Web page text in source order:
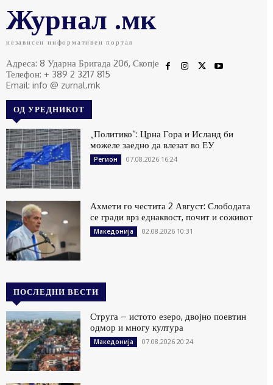
Журнал .мк
независен информативен портал
Адреса: 8 Ударна Бригада 20б, Скопје
Телефон: + 389 2 3217 815
Email: info @ zurnal.mk
ОД УРЕДНИКОТ
„Политико“: Црна Гора и Исланд би
можеле заедно да влезат во ЕУ
Регион 07.08.2026 16:24
Ахмети го честита 2 Август: Слободата
се гради врз еднаквост, почит и соживот
Македонија 02.08.2026 10:31
ПОСЛЕДНИ ВЕСТИ
Струга – истото езеро, двојно поевтин
одмор и многу култура
Македонија 07.08.2026 20:24